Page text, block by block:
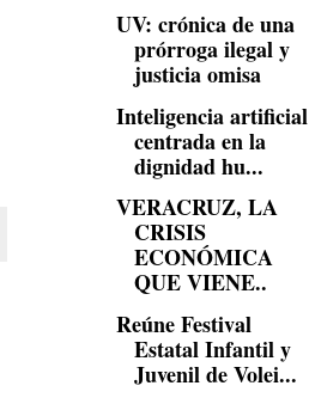
UV: crónica de una
prórroga ilegal y
justicia omisa
Inteligencia artificial
centrada en la
dignidad hu...
VERACRUZ, LA
CRISIS
ECONÓMICA
QUE VIENE..
Reúne Festival
Estatal Infantil y
Juvenil de Volei...